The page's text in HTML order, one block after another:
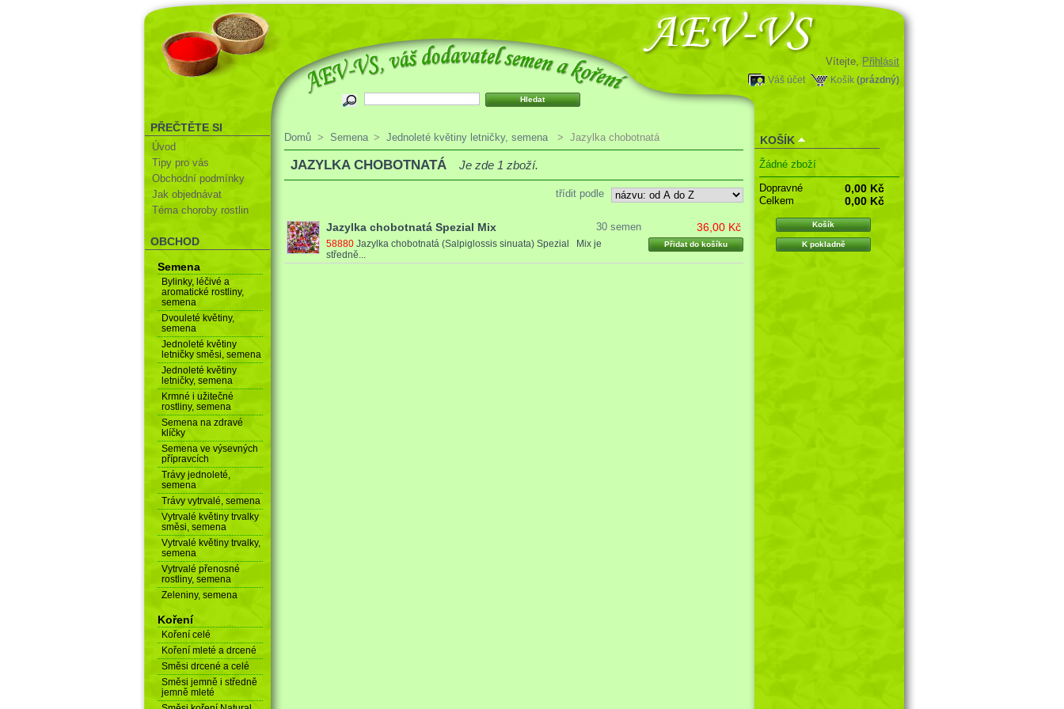
Vítejte, Přihlásit
Košík (prázdný)
Váš účet
PŘEČTĚTE SI
Úvod
Tipy pro vás
Obchodní podmínky
Jak objednávat
Téma choroby rostlin
OBCHOD
Semena
Bylinky, léčivé a
aromatické rostliny,
semena
Dvouleté květiny,
semena
Jednoleté květiny
letničky směsi, semena
Jednoleté květiny
letničky, semena
Krmné i užitečné
rostliny, semena
Semena na zdravé
klíčky
Semena ve výsevných
přípravcích
Trávy jednoleté,
semena
Trávy vytrvalé, semena
Vytrvalé květiny trvalky
směsi, semena
Vytrvalé květiny trvalky,
semena
Vytrvalé přenosné
rostliny, semena
Zeleniny, semena
Koření
Koření celé
Koření mleté a drcené
Směsi drcené a celé
Směsi jemně i středně
jemně mleté
Domů > Semena > Jednoleté květiny letničky, semena > Jazylka chobotnatá
JAZYLKA CHOBOTNATÁ Je zde 1 zboží.
třídit podle
Jazylka chobotnatá Spezial Mix 30 semen
58880 Jazylka chobotnatá (Salpiglossis sinuata) Spezial Mix je
středně...
36,00 Kč
Přidat do košíku
KOŠÍK
Žádné zboží
Dopravné
0,00 Kč
Celkem 0,00 Kč
Košík
K pokladně